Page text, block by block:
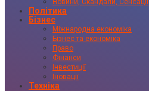
Новини, Скандали, Сенсації
Політика
Бізнес
Міжнародна економіка
Бізнес та економіка
Право
Фінанси
Інвестиції
Іновації
Техніка